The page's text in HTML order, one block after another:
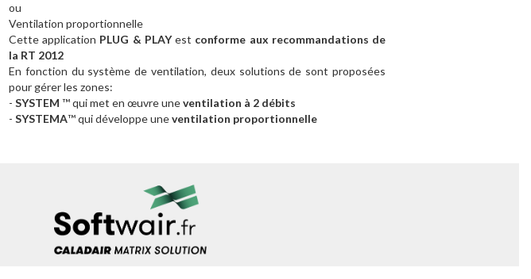
ou
Ventilation proportionnelle
Cette application PLUG & PLAYest conforme aux recommandations de
la RT 2012
En fonction du système de ventilation, deux solutions de sont proposées
pour gérer les zones:
- SYSTEM ™ qui met en œuvre uneventilation à 2 débits
- SYSTEMA™ qui développe uneventilation proportionnelle